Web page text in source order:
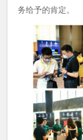
务给予的肯定。